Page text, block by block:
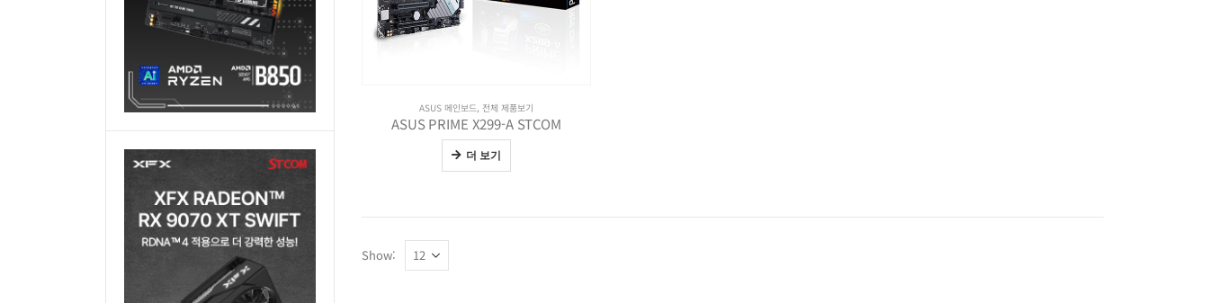
ASUS 메인보드, 전체 제품보기
ASUS PRIME X299-A STCOM
더 보기
Show: